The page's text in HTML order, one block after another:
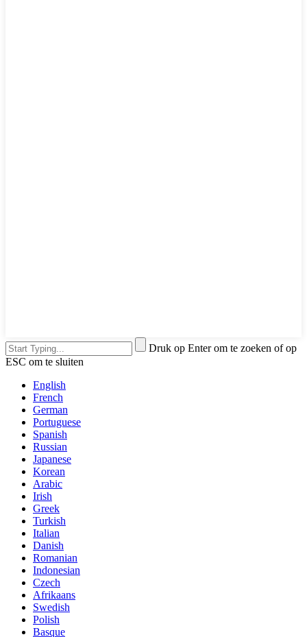
Druk op Enter om te zoeken of op
ESC om te sluiten
English
French
German
Portuguese
Spanish
Russian
Japanese
Korean
Arabic
Irish
Greek
Turkish
Italian
Danish
Romanian
Indonesian
Czech
Afrikaans
Swedish
Polish
Basque